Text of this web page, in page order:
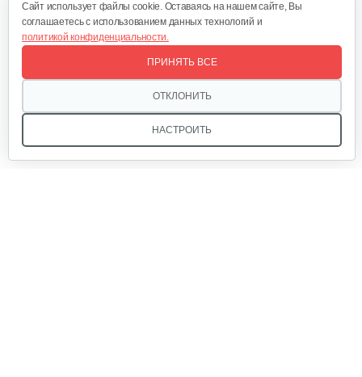
Зернодробилка Хрюша 400 кг/ч
Зернодробилка Хрюша 350 кг/ч
Cайт использует файлы cookie. Оставаясь на нашем сайте, Вы
соглашаетесь с использованием данных технологий и
политикой конфиденциальности.
НАСТРОИТЬ
ОТКЛОНИТЬ
ПРИНЯТЬ ВСЕ